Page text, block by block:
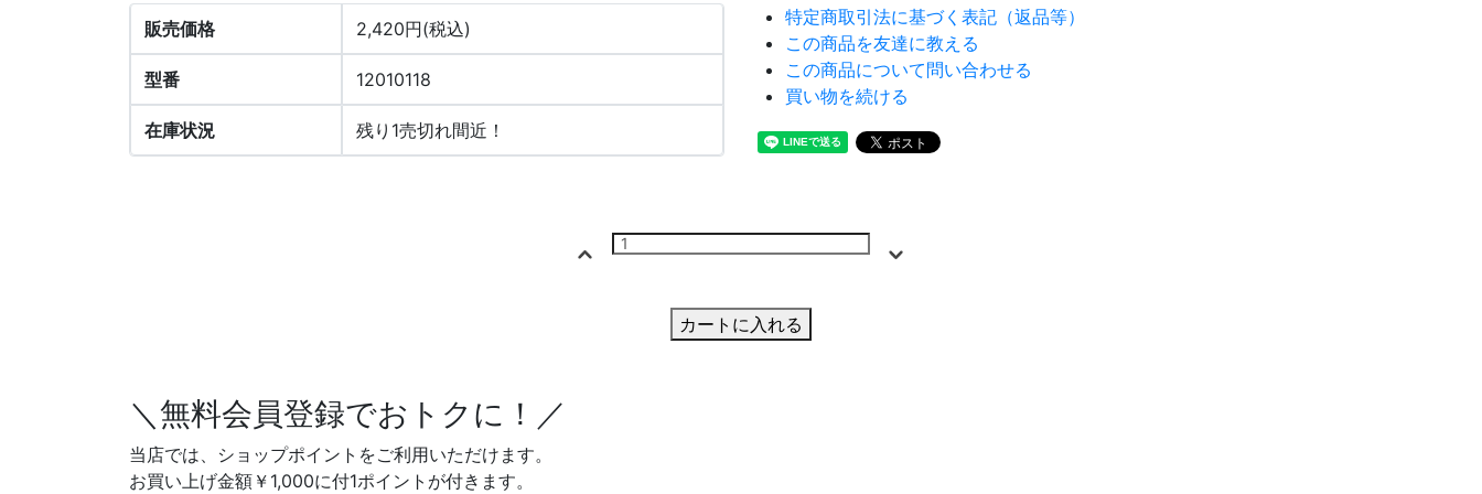
販売価格 2,420円(税込)
型番 12010118
在庫状況 残り1売切れ間近！
特定商取引法に基づく表記（返品等）
この商品を友達に教える
この商品について問い合わせる
買い物を続ける
カートに入れる
＼無料会員登録でおトクに！／
当店では、ショップポイントをご利用いただけます。
お買い上げ金額￥1,000に付1ポイントが付きます。